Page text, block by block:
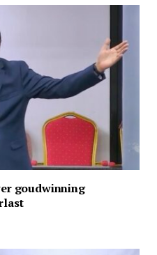
goudwinning